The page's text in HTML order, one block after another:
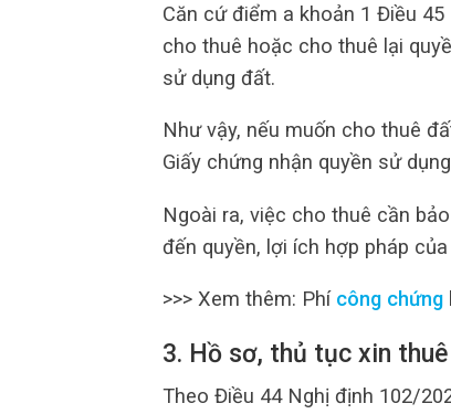
Căn cứ điểm a khoản 1 Điều
cho thuê hoặc cho thuê lại
sử dụng đất.
Như vậy, nếu muốn cho thuê
Giấy chứng nhận quyền sử
Ngoài ra, việc cho thuê cần
đến quyền, lợi ích hợp pháp
>>> Xem thêm: Phí công chứng
3. Hồ sơ, thủ tục xin
Theo Điều 44 Nghị định 102/